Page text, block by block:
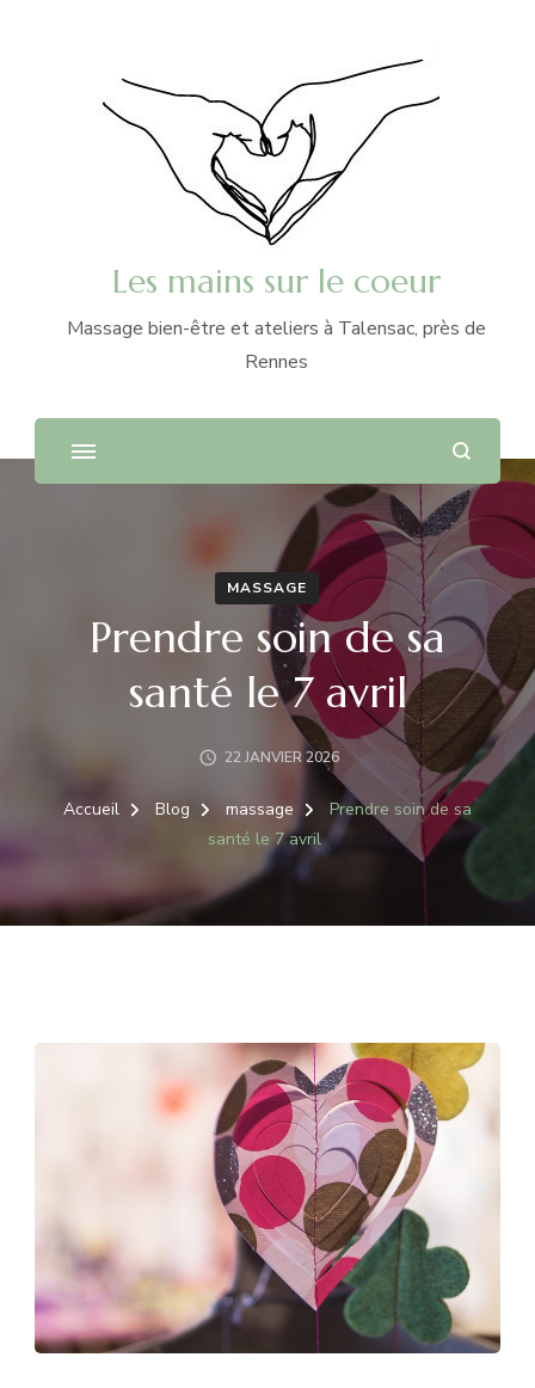
Les mains sur le coeur
Massage bien-être et ateliers à Talensac, près de
Rennes
MASSAGE
Prendre soin de sa
santé le 7 avril
22 JANVIER 2026
Accueil Blog massage
Prendre soin de sa
santé le 7 avril